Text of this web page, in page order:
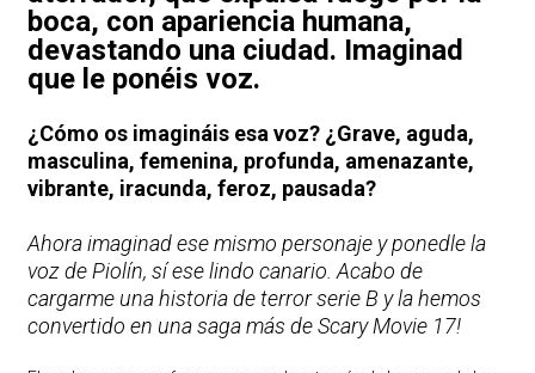
boca, con apariencia humana,
devastando una ciudad. Imaginad
que le ponéis voz.
¿Cómo os imagináis esa voz? ¿Grave, aguda,
masculina, femenina, profunda, amenazante,
vibrante, iracunda, feroz, pausada?
Ahora imaginad ese mismo personaje y ponedle la
voz de Piolín, sí ese lindo canario. Acabo de
cargarme una historia de terror serie B y la hemos
convertido en una saga más de Scary Movie 17!